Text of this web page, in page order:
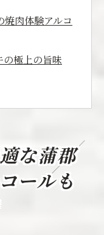
肉体験アルコ
極上の旨味
のメニュー
過ごし方
土曜日ランチ
な蒲郡
ールも